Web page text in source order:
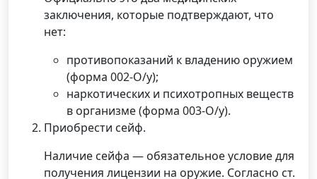
заключения, которые подтверждают, что
нет:
противопоказаний к владению оружием
(форма 002-О/у);
наркотических и психотропных веществ
в организме (форма 003-О/у).
Приобрести сейф.
Наличие сейфа — обязательное условие для
получения лицензии на оружие. Согласно ст.